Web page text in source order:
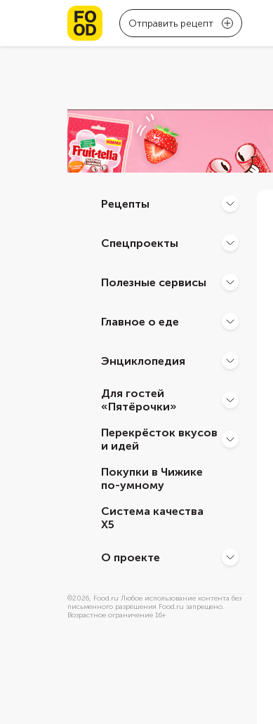
Отправить рецепт
Рецепты
Спецпроекты
Полезные сервисы
Главное о еде
Энциклопедия
Для гостей
«Пятёрочки»
Перекрёсток вкусов
и идей
Покупки в Чижике
по-умному
Система качества
Х5
О проекте
©2026, Food.ru Любое использование контента без
письменного разрешения Food.ru запрещено.
Возрастное ограничение 16+